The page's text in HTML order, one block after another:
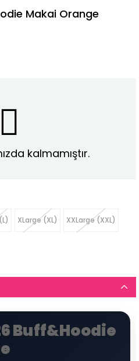
Makai Orange
kalmamıştır.
XLarge (XL) XXLarge (XXL)
Buff&Hoodie